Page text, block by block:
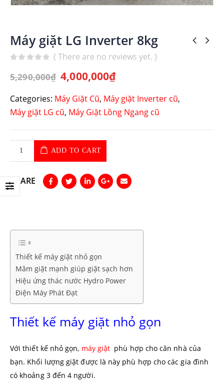
Máy giặt LG Inverter 8kg
( There are no reviews yet. )
5,290,000₫ 4,000,000₫
Categories: Máy Giặt Cũ, Máy giặt Inverter cũ,
Máy giặt LG cũ, Máy Giặt Lồng Ngang cũ
ADD TO CART
SHARE
Thiết kế máy giặt nhỏ gọn
Mâm giặt mạnh giúp giặt sạch hơn
Hiệu ứng thác nước Hydro Power
Điện Máy Phát Đạt
Thiết kế máy giặt nhỏ gọn
Với thiết kế nhỏ gọn, máy giặt phù hợp cho căn nhà của
bạn. Khối lượng giặt được là này phù hợp cho các gia đình
có khoảng 3 đến 4 người.